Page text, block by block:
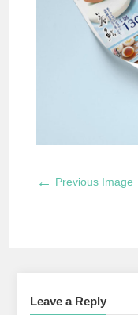
← Previous Image
Leave a Reply